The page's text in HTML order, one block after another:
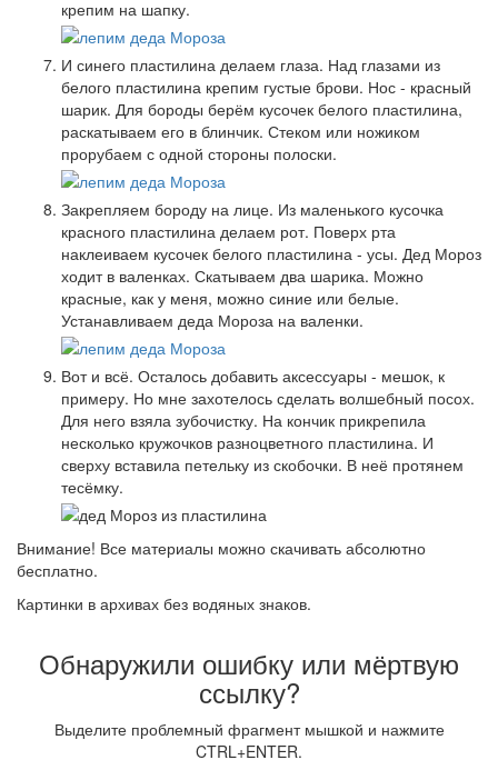
крепим на шапку.
И синего пластилина делаем глаза. Над глазами из
белого пластилина крепим густые брови. Нос - красный
шарик. Для бороды берём кусочек белого пластилина,
раскатываем его в блинчик. Стеком или ножиком
прорубаем с одной стороны полоски.
Закрепляем бороду на лице. Из маленького кусочка
красного пластилина делаем рот. Поверх рта
наклеиваем кусочек белого пластилина - усы. Дед Мороз
ходит в валенках. Скатываем два шарика. Можно
красные, как у меня, можно синие или белые.
Устанавливаем деда Мороза на валенки.
Вот и всё. Осталось добавить аксессуары - мешок, к
примеру. Но мне захотелось сделать волшебный посох.
Для него взяла зубочистку. На кончик прикрепила
несколько кружочков разноцветного пластилина. И
сверху вставила петельку из скобочки. В неё протянем
тесёмку.
Внимание! Все материалы можно скачивать абсолютно
бесплатно.
Картинки в архивах без водяных знаков.
Обнаружили ошибку или мёртвую
ссылку?
Выделите проблемный фрагмент мышкой и нажмите
CTRL+ENTER.